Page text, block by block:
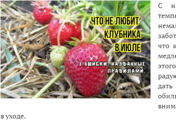
С
что
в уходе.